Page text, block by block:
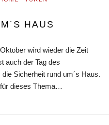
HAUS
wird wieder die Zeit
auch der Tag des
Sicherheit rund um´s Haus.
dieses Thema…